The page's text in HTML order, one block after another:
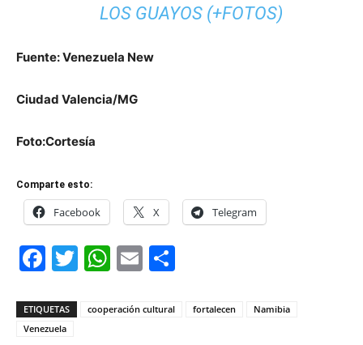
LOS GUAYOS (+FOTOS)
Fuente: Venezuela New
Ciudad Valencia/MG
Foto:Cortesía
Comparte esto:
Facebook X Telegram
Facebook
Twitter
WhatsApp
Email
ETIQUETAS cooperación cultural fortalecen
Namibia
Venezuela